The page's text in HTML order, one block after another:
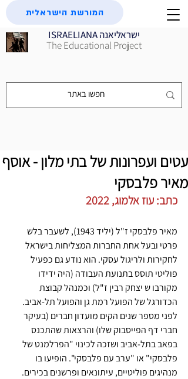
ISRAELIANA ישראליאנה
The Educational Project
המורשת הישראלית
עטים ועפרונות של בתי מלון - אוסף
מאיר פלבסקי
כתב: עוז אלמוג, 2022
מאיר פלבסקי ז"ל (יליד 1943), לשעבר בלש
פרטי ובעל אחת החברות המצליחות בישראל
לחקירות ולריגול עסקי. הוא נודע גם כפעיל
פוליטי תוסס בתנועת העבודה (היה ידידו
מקורבו ש יצחק רבין ז"ל) וכמנהל קבוצת
הכדורגל של הפועל רמת גן והפועל תל-אביב.
לפני מספר שנים הקים מועדון חברים (בעיקר
חברי דף הפייסבוק שלו) והרצאות שהתכנס
בפאב בתל-אביב ושזכה לכינוי "הפרלמנט של
פלבסקי" או "ערב עם פלבסקי". הופיעו בו
מנהיגים פוליטיים, עיתונאים ופרשנים בכירים.